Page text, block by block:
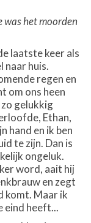
het moorden
laatste keer als
naar huis.
regen en
om ons heen
gelukkig
Ethan,
hand en ik ben
te zijn. Dan is
ongeluk.
word, aait hij
en zegt
komt. Maar ik
eind heeft...